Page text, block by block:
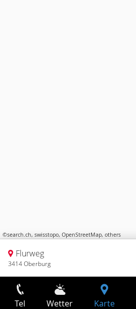
©search.ch, swisstopo, OpenStreetMap, others
Flurweg
3414 Oberburg
Tel Wetter Karte